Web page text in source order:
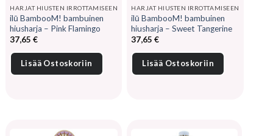
HARJAT HIUSTEN IRROTTAMISEEN
ilū BambooM! bambuinen
hiusharja – Pink Flamingo
37,65 €
Lisää Ostoskoriin
HARJAT HIUSTEN IRROTTAMISEEN
ilū BambooM! bambuinen
hiusharja – Sweet Tangerine
37,65€
Lisää Ostoskoriin